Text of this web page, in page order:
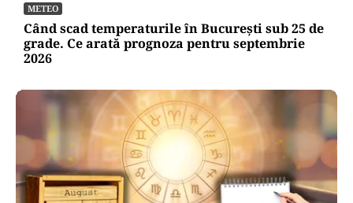
METEO
Când scad temperaturile în București sub 25 de
grade. Ce arată prognoza pentru septembrie
2026